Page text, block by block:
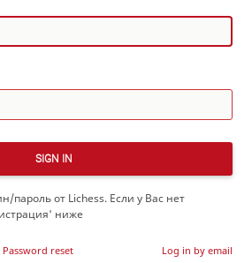
SIGN IN
пароль от Lichess. Если у Вас нет
ниже
Password reset Log in by email